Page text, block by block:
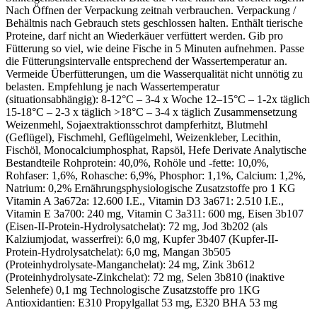
Nach Öffnen der Verpackung zeitnah verbrauchen. Verpackung /
Behältnis nach Gebrauch stets geschlossen halten. Enthält tierische
Proteine, darf nicht an Wiederkäuer verfüttert werden. Gib pro
Fütterung so viel, wie deine Fische in 5 Minuten aufnehmen. Passe
die Fütterungsintervalle entsprechend der Wassertemperatur an.
Vermeide Überfütterungen, um die Wasserqualität nicht unnötig zu
belasten. Empfehlung je nach Wassertemperatur
(situationsabhängig): 8-12°C – 3-4 x Woche 12–15°C – 1-2x täglich
15-18°C – 2-3 x täglich >18°C – 3-4 x täglich Zusammensetzung
Weizenmehl, Sojaextraktionsschrot dampferhitzt, Blutmehl
(Geflügel), Fischmehl, Geflügelmehl, Weizenkleber, Lecithin,
Fischöl, Monocalciumphosphat, Rapsöl, Hefe Derivate Analytische
Bestandteile Rohprotein: 40,0%, Rohöle und -fette: 10,0%,
Rohfaser: 1,6%, Rohasche: 6,9%, Phosphor: 1,1%, Calcium: 1,2%,
Natrium: 0,2% Ernährungsphysiologische Zusatzstoffe pro 1 KG
Vitamin A 3a672a: 12.600 I.E., Vitamin D3 3a671: 2.510 I.E.,
Vitamin E 3a700: 240 mg, Vitamin C 3a311: 600 mg, Eisen 3b107
(Eisen-II-Protein-Hydrolysatchelat): 72 mg, Jod 3b202 (als
Kalziumjodat, wasserfrei): 6,0 mg, Kupfer 3b407 (Kupfer-II-
Protein-Hydrolysatchelat): 6,0 mg, Mangan 3b505
(Proteinhydrolysate-Manganchelat): 24 mg, Zink 3b612
(Proteinhydrolysate-Zinkchelat): 72 mg, Selen 3b810 (inaktive
Selenhefe) 0,1 mg Technologische Zusatzstoffe pro 1KG
Antioxidantien: E310 Propylgallat 53 mg, E320 BHA 53 mg